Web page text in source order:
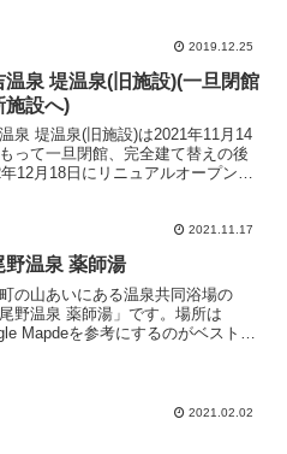
2019.12.25
温泉 堤温泉(旧施設)(一旦閉館
設へ)
泉 堤温泉(旧施設)は2021年11月14
って一旦閉館、完全建て替えの後
12月18日にリニュアルオープンし
した温泉公衆浴場です。三角の瓦屋
2021.11.17
野温泉 薬師湯
の山あいにある温泉共同浴場の
尾野温泉 薬師湯」です。場所は
Mapdeを参考にするのがベストと
2021.02.02